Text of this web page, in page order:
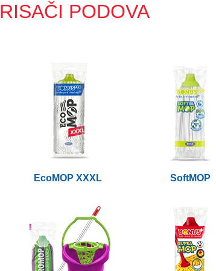
PODOVA
EcoMOP XXXL SoftMOP